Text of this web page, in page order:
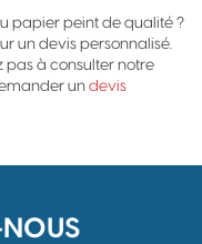
papier peint de qualité ?
un devis personnalisé.
pas à consulter notre
un devis